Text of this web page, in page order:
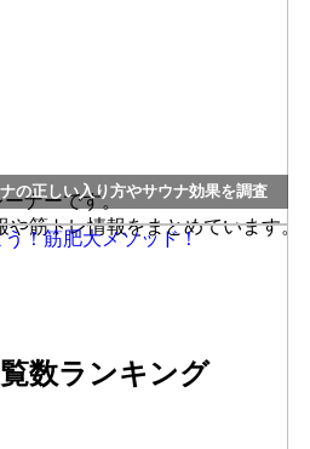
の正しい入り方やサウナ効果を調査
ナーです。
筋トレ情報をまとめています。
数ランキング